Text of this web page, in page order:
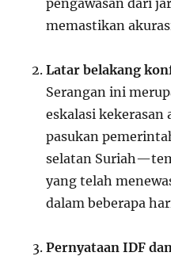
memastikan
Latar belakang
Serangan ini
eskalasi kekerasan
pasukan
selatan
yang telah
dalam beberapa
Pernyataan IDF